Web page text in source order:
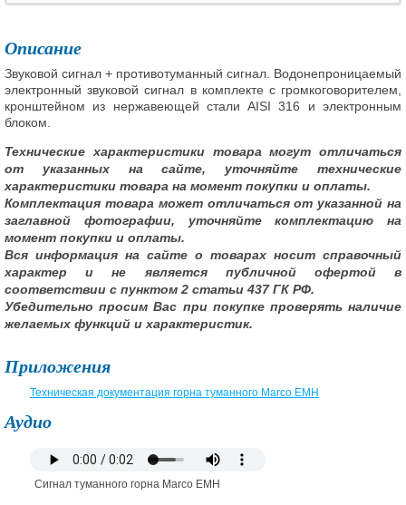
Описание
Звуковой сигнал + противотуманный сигнал. Водонепроницаемый
электронный звуковой сигнал в комплекте с громкоговорителем,
кронштейном из нержавеющей стали AISI 316 и электронным
блоком.
Технические характеристики товара могут отличаться
от указанных на сайте, уточняйте технические
характеристики товара на момент покупки и оплаты.
Комплектация товара может отличаться от указанной на
заглавной фотографии, уточняйте комплектацию на
момент покупки и оплаты.
Вся информация на сайте о товарах носит справочный
характер и не является публичной офертой в
соответствии с пунктом 2 статьи 437 ГК РФ.
Убедительно просим Вас при покупке проверять наличие
желаемых функций и характеристик.
Приложения
Техническая документация горна туманного Marco EMH
Аудио
Сигнал туманного горна Marco EMH